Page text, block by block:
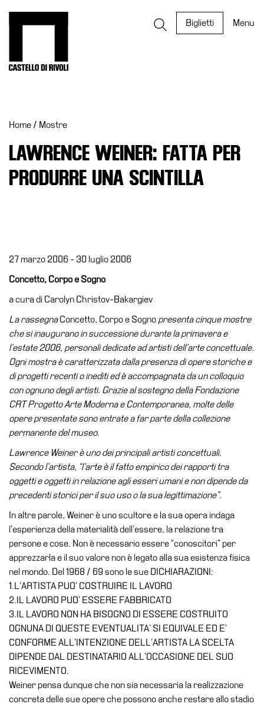
Biglietti Menu
Eventi
Archivi
del
Museo
News
Dipartimento
Educazione
Formazione
Ricerca
Famiglie
Scuole
Visite
guidate
Progetto
Summer
School
Progetti
Speciali
EN
Ricerca
Storia
Tutte
sedi
Home / Mostre
LAWRENCE WEINER: FATTA PER
PRODURRE UNA SCINTILLA
27 marzo 2006 - 30 luglio 2006
Concetto, Corpo e Sogno
a cura di Carolyn Christov-Bakargiev
La rassegnaConcetto, Corpo e Sogno presenta cinque mostre
che si inaugurano in successione durante la primavera e
l’estate 2006, personali dedicate ad artisti dell’arte concettuale.
Ogni mostra è caratterizzata dalla presenza di opere storiche e
di progetti recenti o inediti ed è accompagnata da un colloquio
con ognuno degli artisti. Grazie al sostegno della Fondazione
CRT Progetto Arte Moderna e Contemporanea, molte delle
opere presentate sono entrate a far parte della collezione
permanente del museo.
Lawrence Weiner è uno dei principali artisti concettuali.
Secondo l’artista, “l’arte è il fatto empirico dei rapporti tra
oggetti e oggetti in relazione agli esseri umani e non dipende da
precedenti storici per il suo uso o la sua legittimazione”.
In altre parole, Weiner è uno scultore e la sua opera indaga
l’esperienza della materialità dell’essere, la relazione tra
persone e cose. Non è necessario essere “conoscitori” per
apprezzarla e il suo valore non è legato alla sua esistenza fisica
nel mondo. Del 1968 / 69 sono le sue DICHIARAZIONI:
1.L’ARTISTA PUO’ COSTRUIRE IL LAVORO
2.IL LAVORO PUO’ ESSERE FABBRICATO
3.IL LAVORO NON HA BISOGNO DI ESSERE COSTRUITO
OGNUNA DI QUESTE EVENTUALITA’ SI EQUIVALE ED E’
CONFORME ALL’INTENZIONE DELL’ARTISTA LA SCELTA
DIPENDE DAL DESTINATARIO ALL’OCCASIONE DEL SUO
RICEVIMENTO.
Weiner pensa dunque che non sia necessaria la realizzazione
concreta delle sue opere che possono anche restare allo stadio